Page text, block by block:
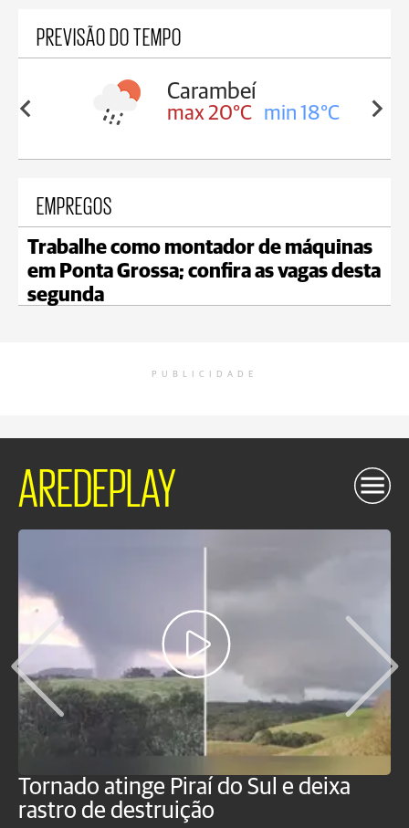
PREVISÃO DO TEMPO
18°C
Carambeí
max 20°C min 18°C
EMPREGOS
Trabalhe como montador de máquinas
em Ponta Grossa; confira as vagas desta
segunda
PUBLICIDADE
AREDEPLAY
Tornado atinge Piraí do Sul e deixa
rastro de destruição